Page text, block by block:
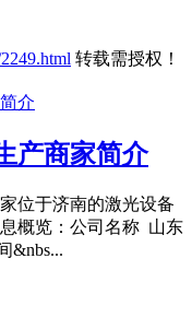
转载需授权！
产商家简介
位于济南的激光设备
概览：公司名称 山东
&nbs...